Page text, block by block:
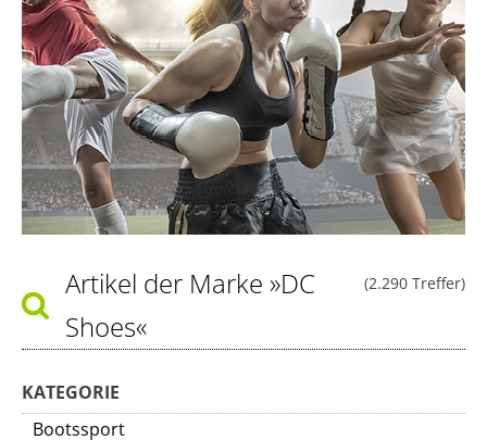
(2.290 Treffer)
Artikel der Marke »DC
Shoes«
KATEGORIE
Bootssport